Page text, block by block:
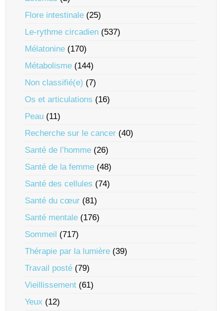
Flore intestinale (25)
Le-rythme circadien (537)
Mélatonine (170)
Métabolisme (144)
Non classifié(e) (7)
Os et articulations (16)
Peau (11)
Recherche sur le cancer (40)
Santé de l’homme (26)
Santé de la femme (48)
Santé des cellules (74)
Santé du cœur (81)
Santé mentale (176)
Sommeil (717)
Thérapie par la lumière (39)
Travail posté (79)
Vieillissement (61)
Yeux (12)